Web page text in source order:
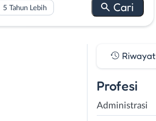
5 Tahun Lebih
Riwayat
Profesi
Administrasi